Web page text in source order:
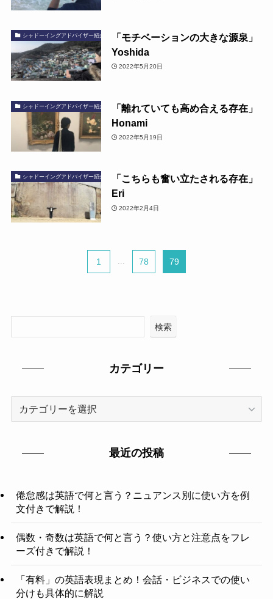
シャドーイングアドバイザー紹介
「モチベーションの大きな源泉」
Yoshida
2022年5月20日
シャドーイングアドバイザー紹介
「離れていても高め合える存在」
Honami
2022年5月19日
シャドーイングアドバイザー紹介
「こちらも奮い立たされる存在」
Eri
2022年2月4日
1 78 79
検索
カテゴリー
最近の投稿
倦怠感は英語で何と言う？ニュアンス別に使い方を例
文付きで解説！
偶数・奇数は英語で何と言う？使い方と注意点をフレ
ーズ付きで解説！
「有料」の英語表現まとめ！会話・ビジネスでの使い
分けも具体的に解説